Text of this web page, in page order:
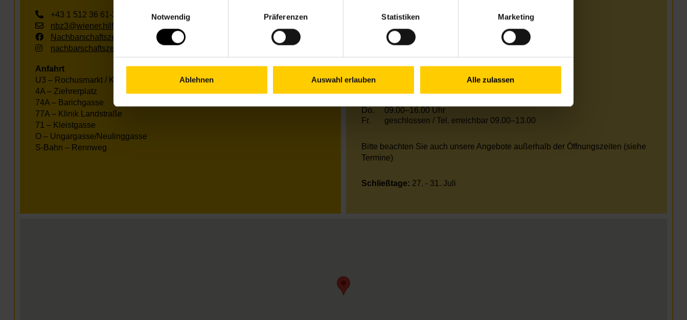
Notwendig
Präferenzen Statistiken Marketing
Ablehnen Auswahl erlauben Alle zulassen
+43 1 512 36 61-3250
nbz3@wiener.hilfswerk.at
Nachbarschaftszentren
nachbarschaftszentren.wien
Anfahrt
U3 – Rochusmarkt / Kardinal-Nagl-Platz
4A – Ziehrerplatz
74A – Barichgasse
77A – Klinik Landstraße
71 – Kleistgasse
O – Ungargasse/Neulinggasse
S-Bahn – Rennweg
09.00–13.00 Uhr
09.00–13.00 Uhr
Öffnungszeiten Juli und August
Mo.
Do.
09.00–16.00 Uhr
Fr.
geschlossen / Tel. erreichbar 09.00–13.00
Bitte beachten Sie auch unsere Angebote außerhalb der Öffnungszeiten (siehe
Termine)
Schließtage: 27. - 31. Juli